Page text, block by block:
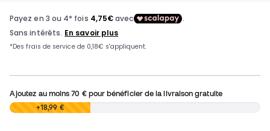
Ajoutez au moins70 €pour bénéficier de la livraison gratuite
0,00 € +18,99 €